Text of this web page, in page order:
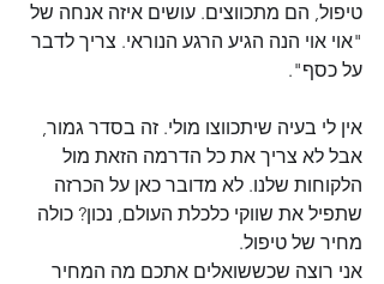
טיפול, הם מתכווצים. עושים איזה אנחה של
"אוי אוי הנה הגיע הרגע הנוראי. צריך לדבר
על כסף".
אין לי בעיה שיתכווצו מולי. זה בסדר גמור,
אבל לא צריך את כל הדרמה הזאת מול
הלקוחות שלנו. לא מדובר כאן על הכרזה
שתפיל את שווקי כלכלת העולם, נכון? כולה
מחיר של טיפול.
אני רוצה שכששואלים אתכם מה המחיר